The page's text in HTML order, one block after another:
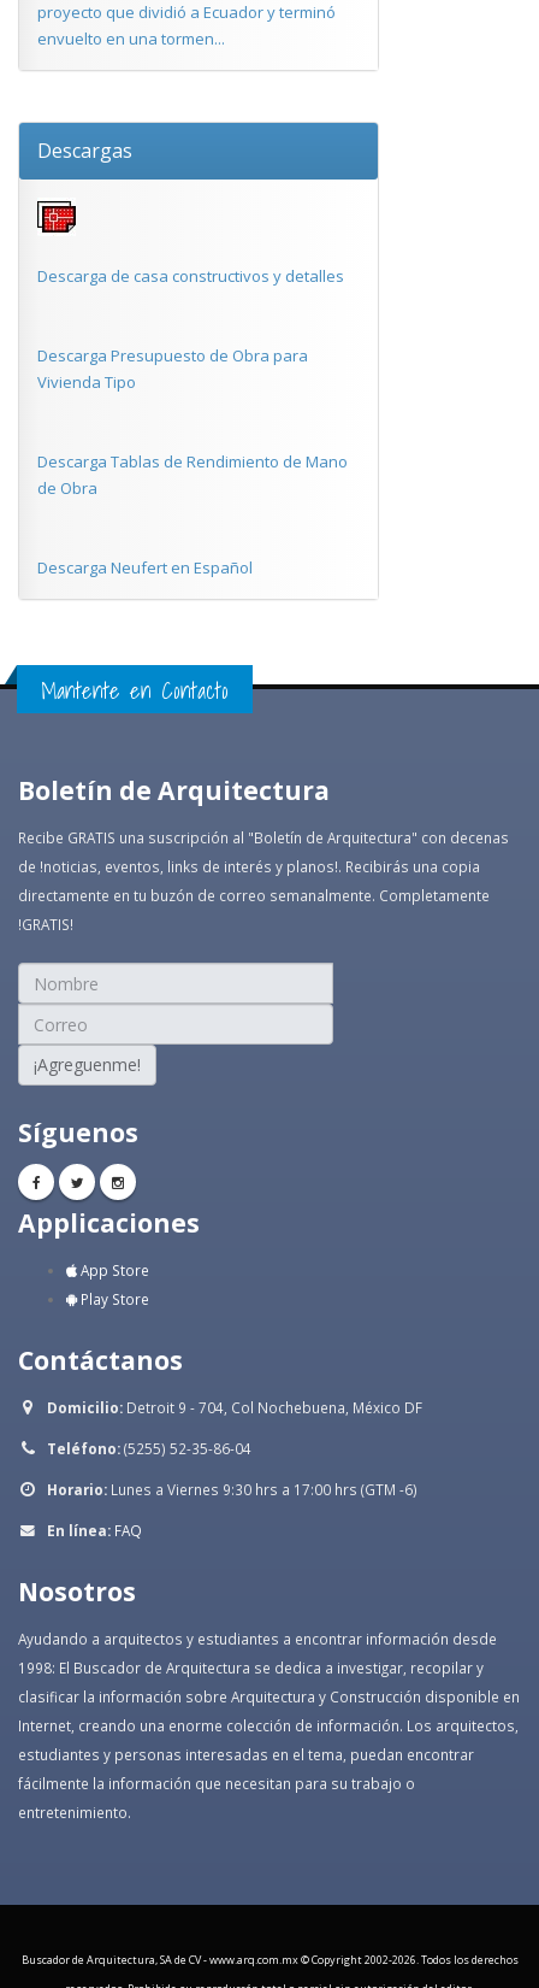
proyecto que dividió a Ecuador y terminó
envuelto en una tormen...
Descargas
Descarga de casa constructivos y detalles
Descarga Presupuesto de Obra para
Vivienda Tipo
Descarga Tablas de Rendimiento de Mano
de Obra
Descarga Neufert en Español
Mantente en Contacto
Boletín de Arquitectura
Recibe GRATIS una suscripción al "Boletín de Arquitectura" con decenas
de !noticias, eventos, links de interés y planos!. Recibirás una copia
directamente en tu buzón de correo semanalmente. Completamente
!GRATIS!
¡Agreguenme!
Síguenos
Applicaciones
App Store
Play Store
Contáctanos
Domicilio: Detroit 9 - 704, Col Nochebuena, México DF
Teléfono:(5255) 52-35-86-04
Horario: Lunes a Viernes 9:30 hrs a 17:00 hrs (GTM -6)
En línea: FAQ
Nosotros
Ayudando a arquitectos y estudiantes a encontrar información desde
1998: El Buscador de Arquitectura se dedica a investigar, recopilar y
clasificar la información sobre Arquitectura y Construcción disponible en
Internet, creando una enorme colección de información. Los arquitectos,
estudiantes y personas interesadas en el tema, puedan encontrar
fácilmente la información que necesitan para su trabajo o
entretenimiento.
Buscador de Arquitectura, SA de CV - www.arq.com.mx © Copyright 2002-2026. Todos los derechos